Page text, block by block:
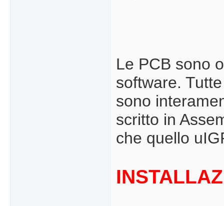
Le PCB sono
software.
sono
scritto in
che quello